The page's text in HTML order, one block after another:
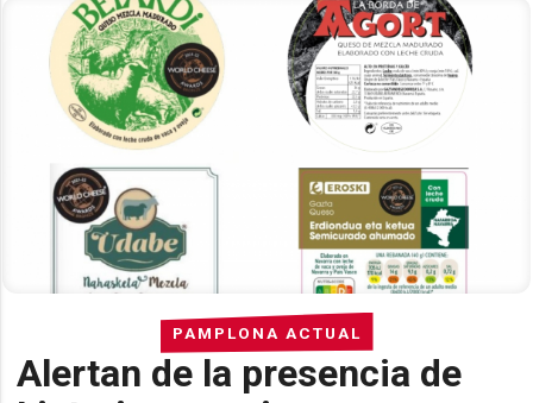
PAMPLONA ACTUAL
Alertan de la presencia de